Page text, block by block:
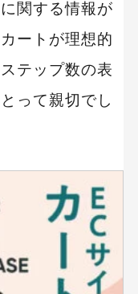
関する情報が
ートが理想的
テップ数の表
って親切でし